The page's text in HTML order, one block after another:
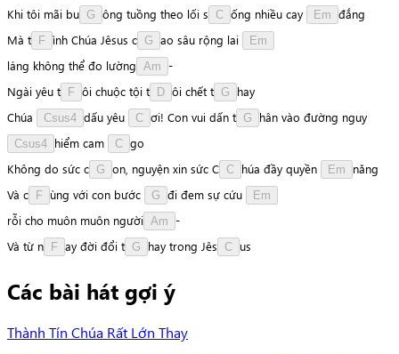
Khi tôi mãi bu G ông tuồng theo lối s C ống nhiều cay Em đắng
Mà t F ình Chúa Jêsus c G ao sâu rộng lai Em
láng không thể đo lường Am
-
Ngài yêu t F ôi chuộc tội t D ôi chết t G hay
Chúa
Csus4 dấu yêu C ơi! Con vui dấn t G hân vào đường nguy
Csus4 hiểm cam C go
Không do sức c G on nguyện xin sức C C húa đầy quyền Em năng
Và c F ùng với con bước G đi đem sự cứu Em
rỗi cho muôn muôn người Am
-
Và từ n F ay đời đổi t G hay trong Jês C us
Các bài hát gợi ý
Thành Tín Chúa Rất Lớn Thay